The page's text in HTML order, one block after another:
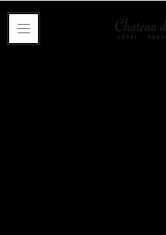
Panneau de gestion des cookies